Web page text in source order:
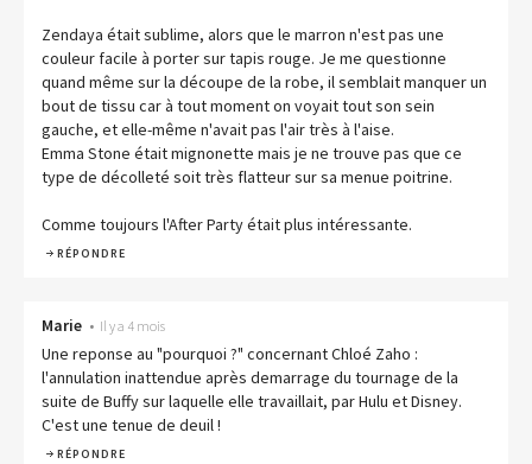
Zendaya était sublime, alors que le marron n'est pas une
couleur facile à porter sur tapis rouge. Je me questionne
quand même sur la découpe de la robe, il semblait manquer un
bout de tissu car à tout moment on voyait tout son sein
gauche, et elle-même n'avait pas l'air très à l'aise.
Emma Stone était mignonette mais je ne trouve pas que ce
type de décolleté soit très flatteur sur sa menue poitrine.
Comme toujours l'After Party était plus intéressante.
RÉPONDRE
Marie • Il y a 4 mois
Une reponse au "pourquoi ?" concernant Chloé Zaho :
l'annulation inattendue après demarrage du tournage de la
suite de Buffy sur laquelle elle travaillait, par Hulu et Disney.
C'est une tenue de deuil !
RÉPONDRE